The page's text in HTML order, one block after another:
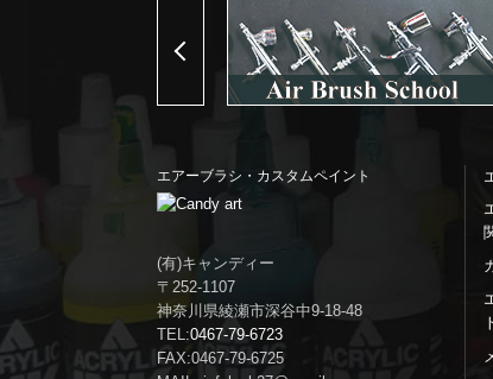
Previous
エアーブラシ・カスタムペイント
(有)キャンディー
〒252-1107
神奈川県綾瀬市深谷中9-18-48
TEL:0467-79-6723
FAX:0467-79-6725